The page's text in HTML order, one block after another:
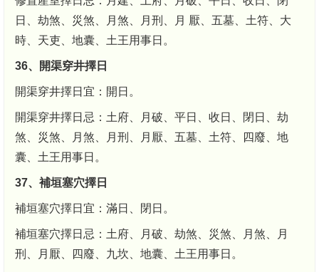
日、劫煞、災煞、月煞、月刑、月 厭、五墓、土符、大
時、天吏、地囊、土王用事日。
36、開渠穿井擇日
開渠穿井擇日宜：開日。
開渠穿井擇日忌：土府、月破、平日、收日、閉日、劫
煞、災煞、月煞、月刑、月厭、五墓、土符、四廢、地
囊、土王用事日。
37、補垣塞穴擇日
補垣塞穴擇日宜：滿日、閉日。
補垣塞穴擇日忌：土府、月破、劫煞、災煞、月煞、月
刑、月厭、四廢、九坎、地囊、土王用事日。